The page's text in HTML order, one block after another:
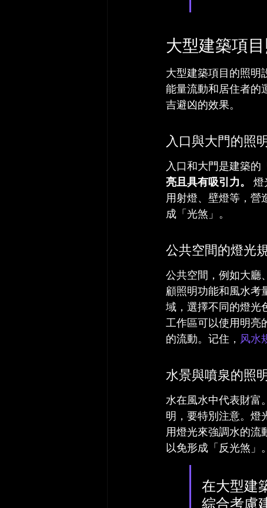
大型建築項
大型建築項目的照明
能量流動和居住者的
吉避凶的效果。
入口與大門的照
入口和大門是建築的
亮且具有吸引力。
燈
用射燈、壁燈等，營
成「光煞」。
公共空間的燈光
公共空間，例如大廳
顧照明功能和風水考
域，選擇不同的燈光
工作區可以使用明亮
的流動。记住， 风水
水景與噴泉的照
水在風水中代表財富
明，要特別注意。燈
用燈光來強調水的流
以免形成「反光煞」。
在大型建
綜合考慮